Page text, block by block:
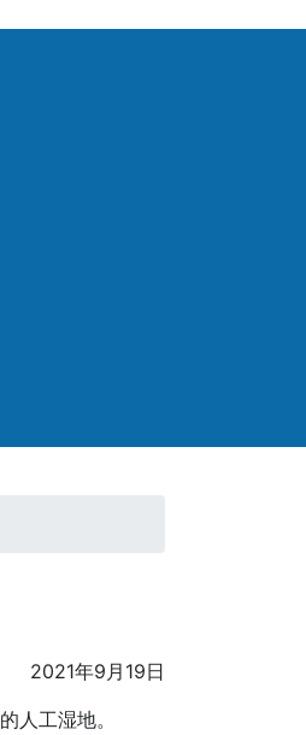
2021年9月19日
人工湿地。